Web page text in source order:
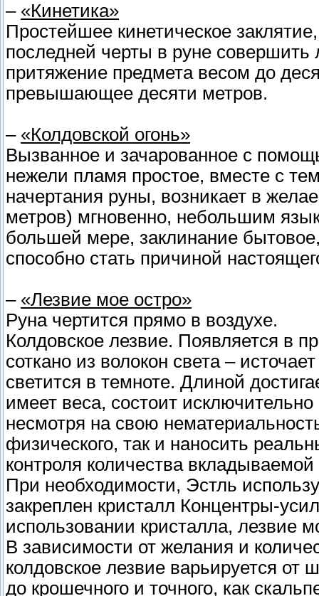
– «Кинетика»
Простейшее кинетическое
последней черты в руне
притяжение предмета весом до
превышающее десяти метров.
– «Колдовской огонь»
Вызванное и зачарованное с
нежели пламя простое, вместе с
начертания руны, возникает в
метров) мгновенно, небольшим
большей мере, заклинание
способно стать причиной
– «Лезвие мое остро»
Руна чертится прямо в воздухе.
Колдовское лезвие. Появляется в
соткано из волокон света –
светится в темноте. Длиной
имеет веса, состоит исключительно
несмотря на свою
физического, так и наносить
контроля количества
При необходимости, Эстль
закреплен кристалл Концентры-
использовании кристалла, лезвие
В зависимости от желания и
колдовское лезвие варьируется
до крошечного и точного, как